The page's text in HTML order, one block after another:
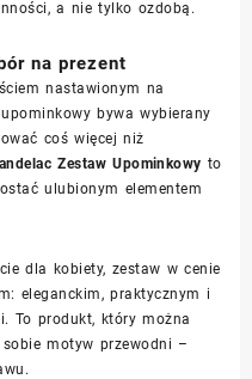
a nie tylko ozdobą.
na prezent
nastawionym na
bywa wybierany
coś więcej niż
Zestaw Upominkowy to
ulubionym elementem
dla kobiety, zestaw w cenie
eleganckim, praktycznym i
To produkt, który można
motyw przewodni –